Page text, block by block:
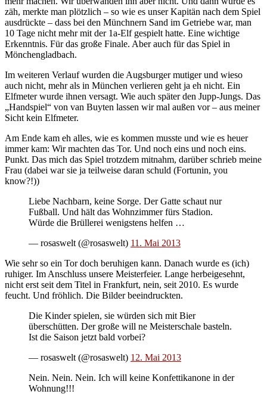
zäh, merkte man plötzlich – so wie es unser Kapitän nach dem Spiel
ausdrückte – dass bei den Münchnern Sand im Getriebe war, man
10 Tage nicht mehr mit der 1a-Elf gespielt hatte. Eine wichtige
Erkenntnis. Für das große Finale. Aber auch für das Spiel in
Mönchengladbach.
Im weiteren Verlauf wurden die Augsburger mutiger und wieso
auch nicht, mehr als in München verlieren geht ja eh nicht. Ein
Elfmeter wurde ihnen versagt. Wie auch später den Jupp-Jungs. Das
„Handspiel“ von van Buyten lassen wir mal außen vor – aus meiner
Sicht kein Elfmeter.
Am Ende kam eh alles, wie es kommen musste und wie es heuer
immer kam: Wir machten das Tor. Und noch eins und noch eins.
Punkt. Das mich das Spiel trotzdem mitnahm, darüber schrieb meine
Frau (dabei war sie ja teilweise daran schuld (Fortunin, you
know?!))
Liebe Nachbarn, keine Sorge. Der Gatte schaut nur
Fußball. Und hält das Wohnzimmer fürs Stadion.
Würde die Brüllerei wenigstens helfen …
— rosaswelt (@rosaswelt) 11. Mai 2013
Wie sehr so ein Tor doch beruhigen kann. Danach wurde es (ich)
ruhiger. Im Anschluss unsere Meisterfeier. Lange herbeigesehnt,
nicht erst seit dem Titel in Frankfurt, nein, seit 2010. Es wurde
feucht. Und fröhlich. Die Bilder beeindruckten.
Die Kinder spielen, sie würden sich mit Bier
überschütten. Der große will ne Meisterschale basteln.
Ist die Saison jetzt bald vorbei?
— rosaswelt (@rosaswelt) 12. Mai 2013
Nein. Nein. Nein. Ich will keine Konfettikanone in der
Wohnung!!!